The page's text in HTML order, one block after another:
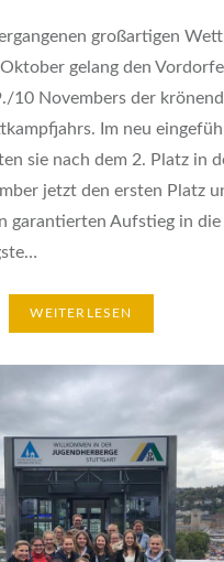
großartigen
gelang den
10 Novembers der
Im neu
sie nach dem 2. Platz in
jetzt den ersten Platz
garantierten Aufstieg in die
WEITERLESEN